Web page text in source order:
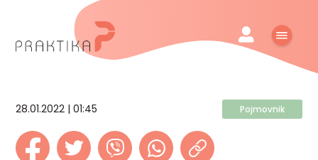
28.01.2022 | 01:45 Pojmovnik